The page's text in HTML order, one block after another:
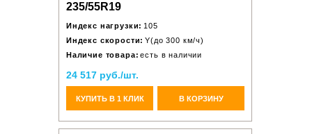
235/55R19
Индекс нагрузки: 105
Индекс скорости: Y(до 300 км/ч)
Наличие товара: есть в наличии
24 517 руб./шт.
КУПИТЬ В 1 КЛИК В КОРЗИНУ